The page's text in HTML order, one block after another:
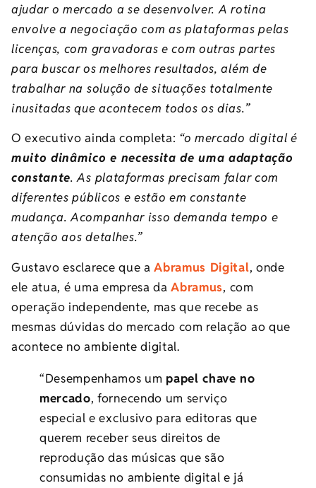
ajudar o mercado a se desenvolver. A rotina
envolve a negociação com as plataformas pelas
licenças, com gravadoras e com outras partes
para buscar os melhores resultados, além de
trabalhar na solução de situações totalmente
inusitadas que acontecem todos os dias.”
O executivo ainda completa: “o mercado digital é
muito dinâmico e necessita de uma adaptação
constante. As plataformas precisam falar com
diferentes públicos e estão em constante
mudança. Acompanhar isso demanda tempo e
atenção aos detalhes.”
Gustavo esclarece que aAbramus Digital, onde
ele atua, é uma empresa daAbramus, com
operação independente, mas que recebe as
mesmas dúvidas do mercado com relação ao que
acontece no ambiente digital.
“Desempenhamos um papel chave no
mercado, fornecendo um serviço
especial e exclusivo para editoras que
querem receber seus direitos de
reprodução das músicas que são
consumidas no ambiente digital e já